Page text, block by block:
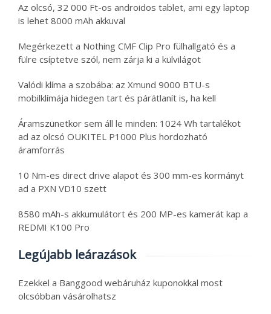
Az olcsó, 32 000 Ft-os androidos tablet, ami egy laptop
is lehet 8000 mAh akkuval
Megérkezett a Nothing CMF Clip Pro fülhallgató és a
fülre csíptetve szól, nem zárja ki a külvilágot
Valódi klíma a szobába: az Xmund 9000 BTU-s
mobilklímája hidegen tart és párátlanít is, ha kell
Áramszünetkor sem áll le minden: 1024 Wh tartalékot
ad az olcsó OUKITEL P1000 Plus hordozható
áramforrás
10 Nm-es direct drive alapot és 300 mm-es kormányt
ad a PXN VD10 szett
8580 mAh-s akkumulátort és 200 MP-es kamerát kap a
REDMI K100 Pro
Legújabb leárazások
Ezekkel a Banggood webáruház kuponokkal most
olcsóbban vásárolhatsz